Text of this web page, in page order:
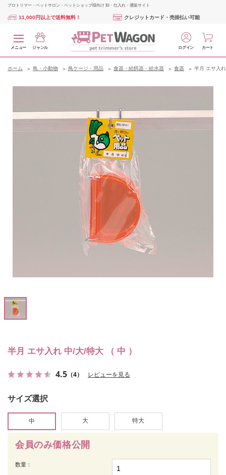
プロトリマー・ペットサロン・ペットショップ様向け 卸・仕入れ・通販サイト
11,000円以上で送料無料！ クレジットカード・売掛払い可能
メニュー ジャンル ログイン カート
ホーム 鳥・小動物 鳥ケージ・用品 食器・給餌器・給水器 食器 半月 エサ入
半月 エサ入れ 中/大/特大 （ 中 ）
4.5 （4） レビューを見る
会員のみ価格公開
数量：
サイズ選択
中 大 特大